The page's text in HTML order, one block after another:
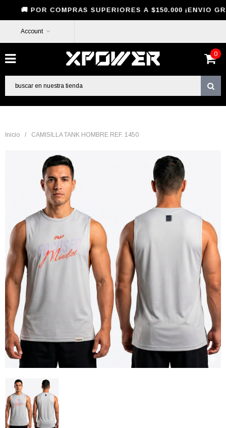
SUPERIORES A $150.000 ¡ENVIO
Account
0
Inicio / CAMISILLA TANK HOMBRE REF. 1450